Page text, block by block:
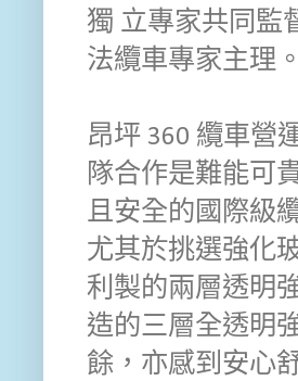
獨 立專家共同監
法纜車專家主理。
昂坪 360 纜車營
隊合作是難能可
且安全的國際級
尤其於挑選強化
利製的兩層透明
造的三層全透明
餘，亦感到安心